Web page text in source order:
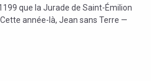
que la Jurade de Saint-Émilion
année-là, Jean sans Terre —